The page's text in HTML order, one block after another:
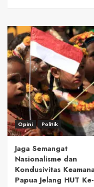
Opini Politik
Jaga Semangat
Nasionalisme dan
Kondusivitas
Papua Jelang HUT Ke-